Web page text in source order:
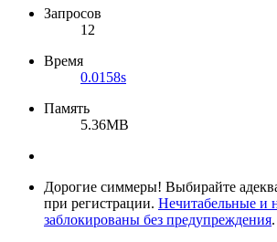
Запросов
12
Время
0.0158s
Память
5.36MB
Дорогие симмеры! Выбирайте
при регистрации. Нечитабельные и
заблокированы без предупреждения.